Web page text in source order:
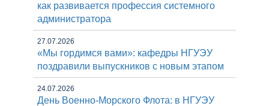
как развивается профессия системного
администратора
27.07.2026
«Мы гордимся вами»: кафедры НГУЭУ
поздравили выпускников с новым этапом
24.07.2026
День Военно-Морского Флота: в НГУЭУ